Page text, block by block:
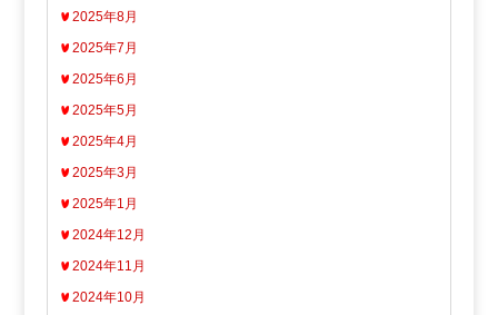
2025年8月
2025年7月
2025年6月
2025年5月
2025年4月
2025年3月
2025年1月
2024年12月
2024年11月
2024年10月